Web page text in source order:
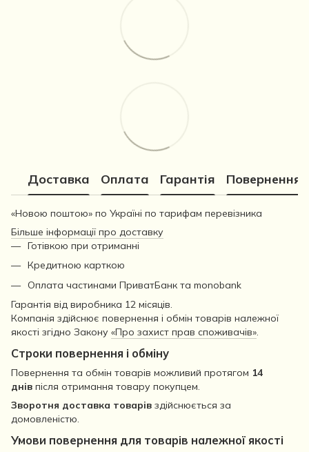
Доставка Оплата Гарантія Повернення
«Новою поштою» по Україні по тарифам перевізника
Більше інформації про доставку
Готівкою при отриманні
Кредитною карткою
Оплата частинами ПриватБанк та monobank
Гарантія від виробника 12 місяців.
Компанія здійснює повернення і обмін товарів належної
якості згідно Закону «Про захист прав споживачів».
Строки повернення і обміну
Повернення та обмін товарів можливий протягом 14
днів після отримання товару покупцем.
Зворотня доставка товарів здійснюється за
домовленістю.
Умови повернення для товарів належної якості